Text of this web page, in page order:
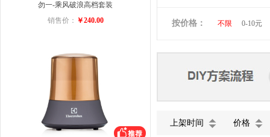
勿一-乘风破浪高档套装
销售价： ￥240.00 小黄人 图拉斯
五芳斋 小罐茶
按价格： 不限 0-10元
上架时间 价格